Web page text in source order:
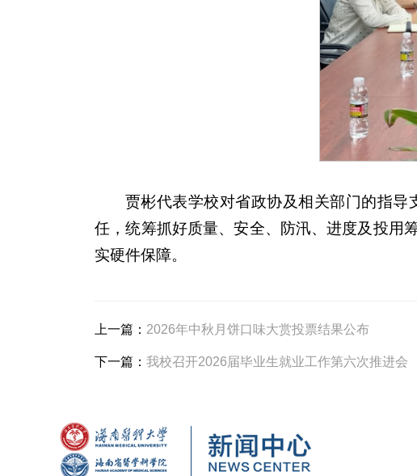
贾彬代表学校对省政协及相关部门的指
任，统筹抓好质量、安全、防汛、进度及投用
实硬件保障。
上一篇： 2026年中秋月饼口味大赏投票结果公布
下一篇：我校召开2026届毕业生就业工作第六次推进会